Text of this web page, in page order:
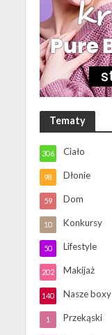
Tematy
Ciało
306
Dłonie
98
Dom
59
Konkursy
10
Lifestyle
50
Makijaż
202
Nasze boxy
140
Przekąski
1